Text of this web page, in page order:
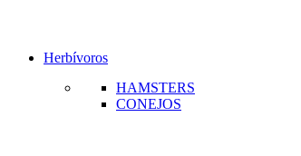
Herbívoros
HAMSTERS
CONEJOS